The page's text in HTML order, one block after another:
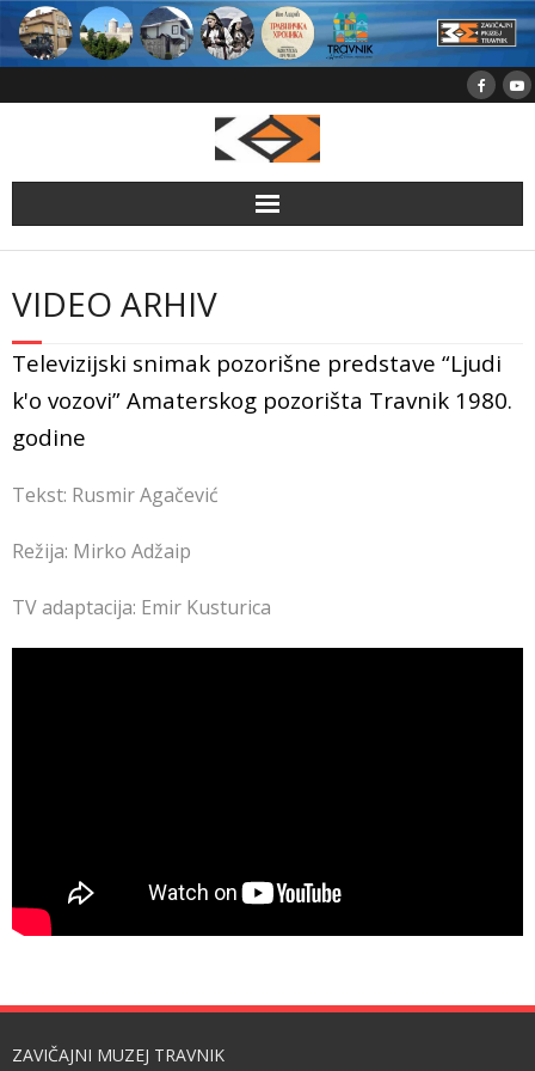
Skip
content
VIDEO ARHIV
Televizijski snimak pozorišne predstave “Ljudi
k'o vozovi” Amaterskog pozorišta Travnik 1980.
godine
Tekst: Rusmir Agačević
Režija: Mirko Adžaip
TV adaptacija: Emir Kusturica
ZAVIČAJNI MUZEJ TRAVNIK